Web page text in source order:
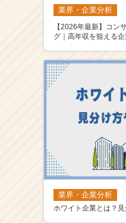
業界・企業分析
【2026年最新】コン
グ｜高年収を狙える
業界・企業分析
ホワイト企業とは？